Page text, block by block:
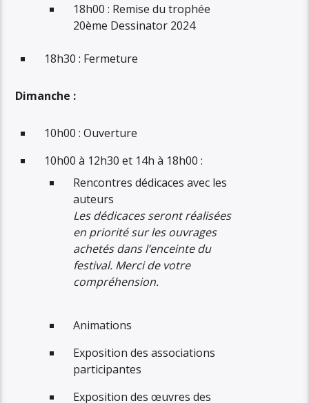
18h00 : Remise du trophée
20ème Dessinator 2024
18h30 : Fermeture
Dimanche :
10h00 : Ouverture
10h00 à 12h30 et 14h à 18h00 :
Rencontres dédicaces avec les
auteurs
Les dédicaces seront réalisées
en priorité sur les ouvrages
achetés dans l’enceinte du
festival. Merci de votre
compréhension.
Animations
Exposition des associations
participantes
Exposition des œuvres des